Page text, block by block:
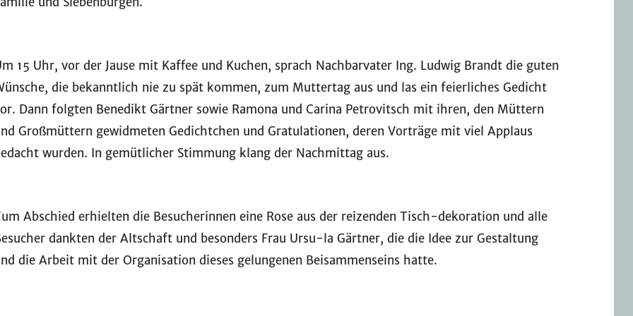
15 Uhr, vor der Jause mit Kaffee und Kuchen, sprach Nachbarvater Ing. Ludwig Brandt die guten
die bekanntlich nie zu spät kommen, zum Muttertag aus und las ein feierliches Gedicht
Dann folgten Benedikt Gärtner sowie Ramona und Carina Petrovitsch mit ihren, den Müttern
Großmüttern gewidmeten Gedichtchen und Gratulationen, deren Vorträge mit viel Applaus
wurden. In gemütlicher Stimmung klang der Nachmittag aus.
Abschied erhielten die Besucherinnen eine Rose aus der reizenden Tisch-dekoration und alle
dankten der Altschaft und besonders Frau Ursu-la Gärtner, die die Idee zur Gestaltung
die Arbeit mit der Organisation dieses gelungenen Beisammenseins hatte.